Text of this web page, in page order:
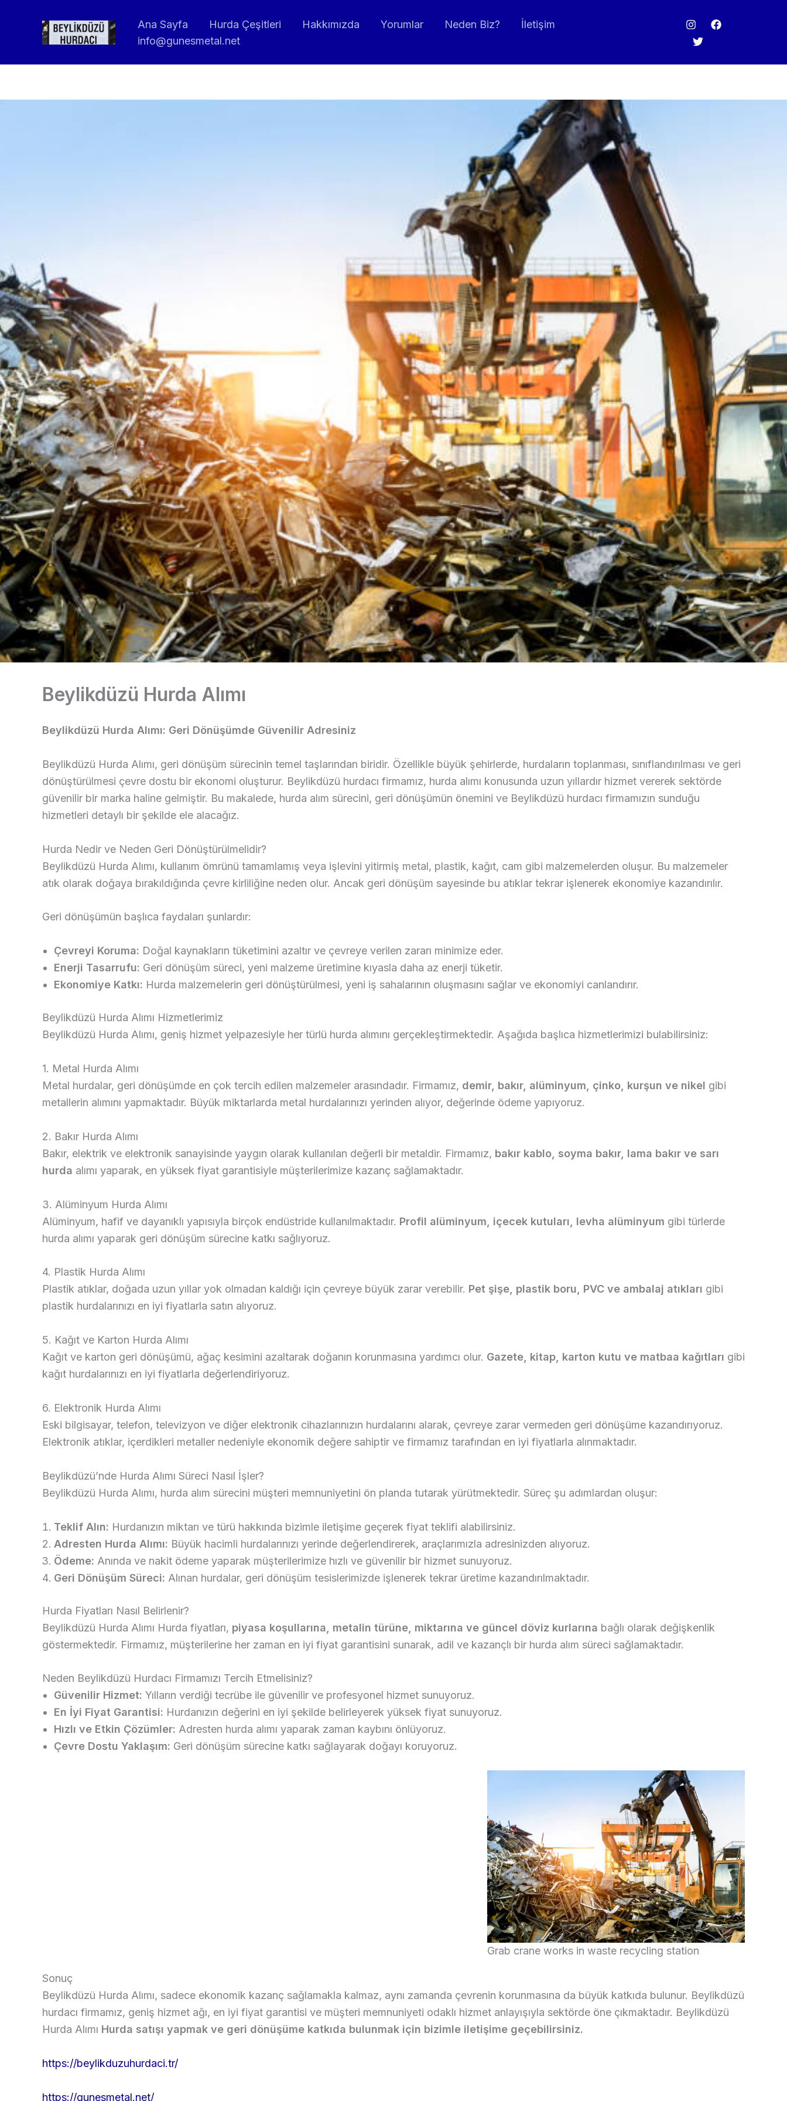
Ana Sayfa Hurda Çeşitleri Hakkımızda Yorumlar Neden Biz?
İletişim
info@gunesmetal.net
Beylikdüzü Hurda Alımı
Beylikdüzü Hurda Alımı: Geri Dönüşümde Güvenilir Adresiniz
Beylikdüzü Hurda Alımı, geri dönüşüm sürecinin temel taşlarından biridir. Özellikle büyük şehirlerde, hurdaların toplanması, sınıflandırılması ve geri
dönüştürülmesi çevre dostu bir ekonomi oluşturur. Beylikdüzü hurdacı firmamız, hurda alımı konusunda uzun yıllardır hizmet vererek sektörde
güvenilir bir marka haline gelmiştir. Bu makalede, hurda alım sürecini, geri dönüşümün önemini ve Beylikdüzü hurdacı firmamızın sunduğu
hizmetleri detaylı bir şekilde ele alacağız.
Hurda Nedir ve Neden Geri Dönüştürülmelidir?
Beylikdüzü Hurda Alımı, kullanım ömrünü tamamlamış veya işlevini yitirmiş metal, plastik, kağıt, cam gibi malzemelerden oluşur. Bu malzemeler
atık olarak doğaya bırakıldığında çevre kirliliğine neden olur. Ancak geri dönüşüm sayesinde bu atıklar tekrar işlenerek ekonomiye kazandırılır.
Geri dönüşümün başlıca faydaları şunlardır:
Çevreyi Koruma: Doğal kaynakların tüketimini azaltır ve çevreye verilen zararı minimize eder.
Enerji Tasarrufu: Geri dönüşüm süreci, yeni malzeme üretimine kıyasla daha az enerji tüketir.
Ekonomiye Katkı: Hurda malzemelerin geri dönüştürülmesi, yeni iş sahalarının oluşmasını sağlar ve ekonomiyi canlandırır.
Beylikdüzü Hurda Alımı Hizmetlerimiz
Beylikdüzü Hurda Alımı, geniş hizmet yelpazesiyle her türlü hurda alımını gerçekleştirmektedir. Aşağıda başlıca hizmetlerimizi bulabilirsiniz:
1. Metal Hurda Alımı
Metal hurdalar, geri dönüşümde en çok tercih edilen malzemeler arasındadır. Firmamız, demir, bakır, alüminyum, çinko, kurşun ve nikel gibi
metallerin alımını yapmaktadır. Büyük miktarlarda metal hurdalarınızı yerinden alıyor, değerinde ödeme yapıyoruz.
2. Bakır Hurda Alımı
Bakır, elektrik ve elektronik sanayisinde yaygın olarak kullanılan değerli bir metaldir. Firmamız, bakır kablo, soyma bakır, lama bakır ve sarı
hurda alımı yaparak, en yüksek fiyat garantisiyle müşterilerimize kazanç sağlamaktadır.
3. Alüminyum Hurda Alımı
Alüminyum, hafif ve dayanıklı yapısıyla birçok endüstride kullanılmaktadır. Profil alüminyum, içecek kutuları, levha alüminyum gibi türlerde
hurda alımı yaparak geri dönüşüm sürecine katkı sağlıyoruz.
4. Plastik Hurda Alımı
Plastik atıklar, doğada uzun yıllar yok olmadan kaldığı için çevreye büyük zarar verebilir. Pet şişe, plastik boru, PVC ve ambalaj atıkları gibi
plastik hurdalarınızı en iyi fiyatlarla satın alıyoruz.
5. Kağıt ve Karton Hurda Alımı
Kağıt ve karton geri dönüşümü, ağaç kesimini azaltarak doğanın korunmasına yardımcı olur. Gazete, kitap, karton kutu ve matbaa kağıtları gibi
kağıt hurdalarınızı en iyi fiyatlarla değerlendiriyoruz.
6. Elektronik Hurda Alımı
Eski bilgisayar, telefon, televizyon ve diğer elektronik cihazlarınızın hurdalarını alarak, çevreye zarar vermeden geri dönüşüme kazandırıyoruz.
Elektronik atıklar, içerdikleri metaller nedeniyle ekonomik değere sahiptir ve firmamız tarafından en iyi fiyatlarla alınmaktadır.
Beylikdüzü’nde Hurda Alımı Süreci Nasıl İşler?
Beylikdüzü Hurda Alımı, hurda alım sürecini müşteri memnuniyetini ön planda tutarak yürütmektedir. Süreç şu adımlardan oluşur:
Teklif Alın: Hurdanızın miktarı ve türü hakkında bizimle iletişime geçerek fiyat teklifi alabilirsiniz.
Adresten Hurda Alımı: Büyük hacimli hurdalarınızı yerinde değerlendirerek, araçlarımızla adresinizden alıyoruz.
Ödeme: Anında ve nakit ödeme yaparak müşterilerimize hızlı ve güvenilir bir hizmet sunuyoruz.
Geri Dönüşüm Süreci: Alınan hurdalar, geri dönüşüm tesislerimizde işlenerek tekrar üretime kazandırılmaktadır.
Hurda Fiyatları Nasıl Belirlenir?
Beylikdüzü Hurda Alımı Hurda fiyatları, piyasa koşullarına, metalin türüne, miktarına ve güncel döviz kurlarına bağlı olarak değişkenlik
göstermektedir. Firmamız, müşterilerine her zaman en iyi fiyat garantisini sunarak, adil ve kazançlı bir hurda alım süreci sağlamaktadır.
Neden Beylikdüzü Hurdacı Firmamızı Tercih Etmelisiniz?
Güvenilir Hizmet: Yılların verdiği tecrübe ile güvenilir ve profesyonel hizmet sunuyoruz.
En İyi Fiyat Garantisi: Hurdanızın değerini en iyi şekilde belirleyerek yüksek fiyat sunuyoruz.
Hızlı ve Etkin Çözümler: Adresten hurda alımı yaparak zaman kaybını önlüyoruz.
Çevre Dostu Yaklaşım: Geri dönüşüm sürecine katkı sağlayarak doğayı koruyoruz.
Grab crane works in waste recycling station
Sonuç
Beylikdüzü Hurda Alımı, sadece ekonomik kazanç sağlamakla kalmaz, aynı zamanda çevrenin korunmasına da büyük katkıda bulunur. Beylikdüzü
hurdacı firmamız, geniş hizmet ağı, en iyi fiyat garantisi ve müşteri memnuniyeti odaklı hizmet anlayışıyla sektörde öne çıkmaktadır. Beylikdüzü
Hurda Alımı Hurda satışı yapmak ve geri dönüşüme katkıda bulunmak için bizimle iletişime geçebilirsiniz.
https://beylikduzuhurdaci.tr/
https://gunesmetal.net/